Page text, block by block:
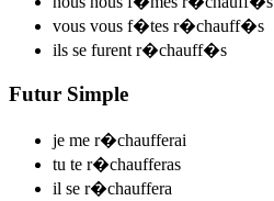
vous vous f�tes r�chauff�s
ils se furent r�chauff�s
Futur Simple
je me r�chaufferai
tu te r�chaufferas
il se r�chauffera